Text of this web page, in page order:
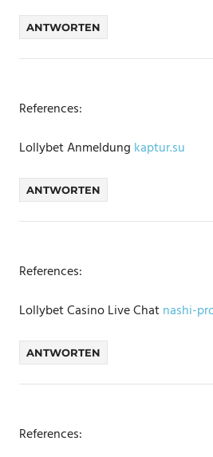
ANTWORTEN
References:
Lollybet Anmeldung kaptur.su
ANTWORTEN
References:
Lollybet Casino Live Chatnashi-
ANTWORTEN
References: